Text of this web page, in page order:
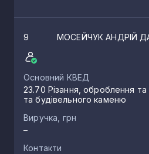
9 МОСЕЙЧУК АНДРІЙ
Основний КВЕД
23.70 Різання, оброблення
та будівельного каменю
Виручка, грн
–
Контакти